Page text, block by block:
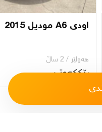
اودى A6 موديل 2015
هەولێر / 2 ساڵ
ڕێککەوتن